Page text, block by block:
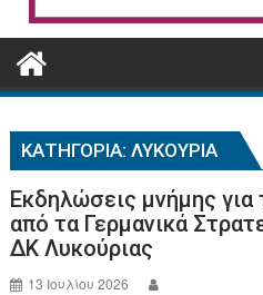
ΚΑΤΗΓΟΡΊΑ:ΛΥΚΟΎΡΙΑ
Εκδηλώσεις μνήμης
από τα Γερμανικά
ΔΚ Λυκούριας
13 Ιουλίου 2026